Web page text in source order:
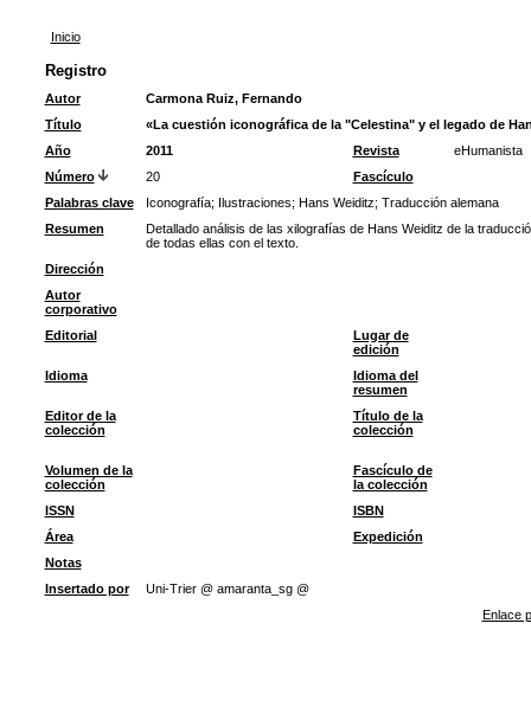
Inicio
Registro
Autor
Carmona Ruiz, Fernando
Título
«La cuestión iconográfica de la "Celestina" y el legado de
Año
2011 Revista
eHumanista
Número
20
Fascículo
Palabras clave
Iconografía; Ilustraciones; Hans Weiditz; Traducción alemana
Resumen
Detallado análisis de las xilografías de Hans Weiditz de la
de todas ellas con el texto.
Dirección
Autor
corporativo
Editorial
Lugar de
edición
Idioma
Idioma del
resumen
Editor de la
colección
Título de la
colección
Volumen de la
colección
Fascículo de
la colección
ISSN
ISBN
Área
Expedición
Notas
Insertado por
Uni-Trier @ amaranta_sg @
Enlace